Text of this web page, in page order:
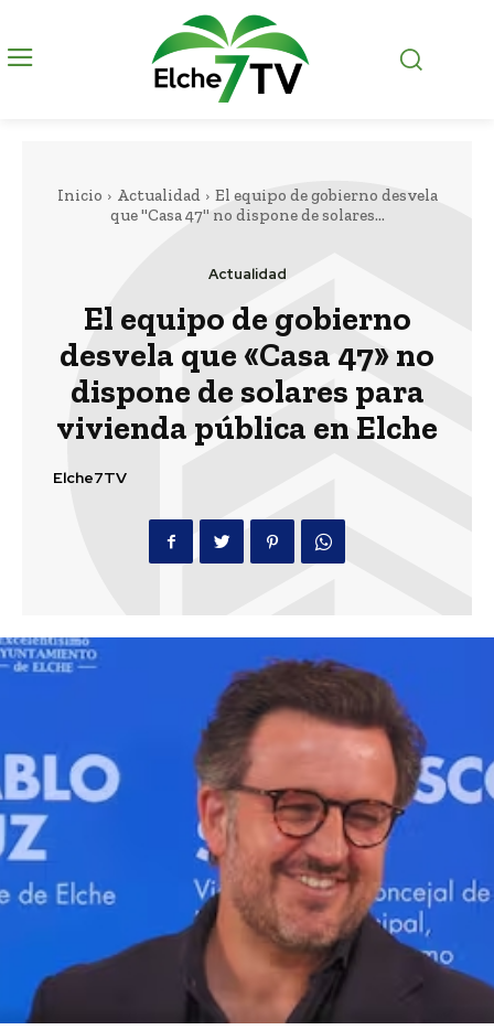
Inicio Actualidad
El equipo de gobierno desvela
que "Casa 47" no dispone de solares...
Actualidad
El equipo de gobierno
desvela que «Casa 47» no
dispone de solares para
vivienda pública en Elche
Elche7TV